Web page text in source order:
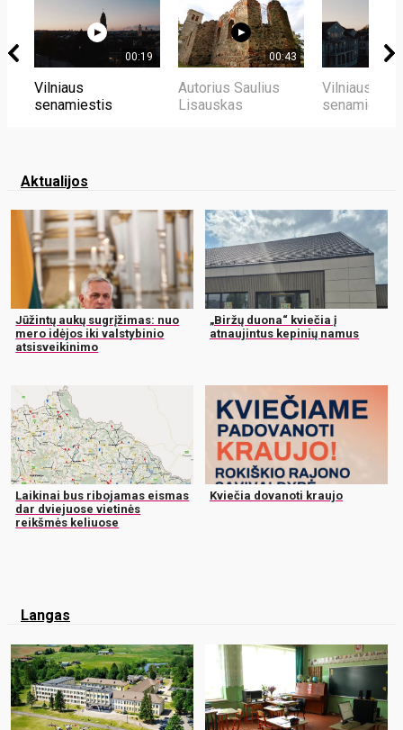
00:19
Vilniaus
senamiestis
00:43
Autorius Saulius
Lisauskas
Vilniaus
senamiestis
Aktualijos
Jūžintų aukų sugrįžimas: nuo
mero idėjos iki valstybinio
atsisveikinimo
„Biržų duona“ kviečia į
atnaujintus kepinių namus
Laikinai bus ribojamas eismas
dar dviejuose vietinės
reikšmės keliuose
Kviečia dovanoti kraujo
Langas